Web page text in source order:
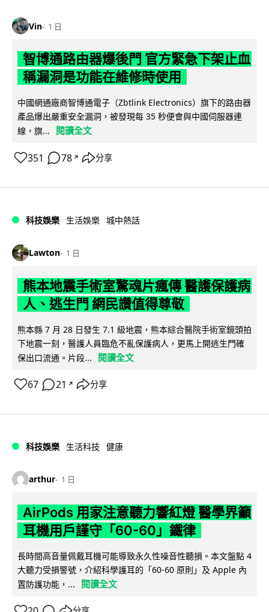
Vin 1 日
智博通路由器爆後門 官方緊急下架止血
稱漏洞是功能在維修時使用
中國網通廠商智博通電子（Zbtlink Electronics）旗下的路由器
產品爆出嚴重安全漏洞，被發現每 35 秒便會與中國伺服器連
線，旗...
閱讀全文
351 78 ↗ 分享
科技娛樂 生活娛樂 城中熱話
Lawton 1 日
熊本地震手術室驚魂片瘋傳 醫護保護病
人、逃生門 網民讚值得尊敬
熊本縣 7 月 28 日發生 7.1 級地震，熊本綜合醫院手術室鏡頭拍
下地震一刻，醫護人員臨危不亂保護病人，更馬上開逃生門確
保出口流通。片段...
閱讀全文
67 21 ↗ 分享
科技娛樂 生活科技 健康
arthur 1 日
AirPods 用家注意聽力響紅燈 醫學界籲
耳機用戶謹守「60-60」鐵律
長時間高音量佩戴耳機可能導致永久性噪音性聽損。本文盤點 4
大聽力受損警號，介紹科學護耳的「60-60 原則」及 Apple 內
置防護功能，...
閱讀全文